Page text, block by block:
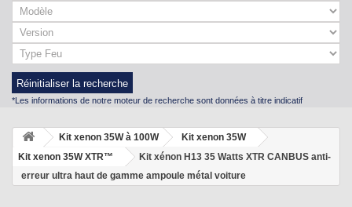
Réinitialiser la recherche
*Les informations de notre moteur de recherche sont données à titre indicatif
Kit xenon 35W à 100W
Kit xenon 35W
Kit xenon 35W XTR™
Kit xénon H13 35 Watts XTR CANBUS anti-
erreur ultra haut de gamme ampoule métal voiture